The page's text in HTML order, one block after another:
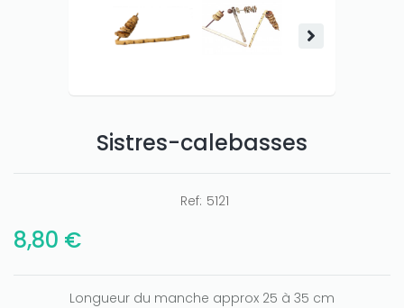
Sistres-calebasses
Ref: 5121
8,80 €
Longueur du manche approx 25 à 35 cm